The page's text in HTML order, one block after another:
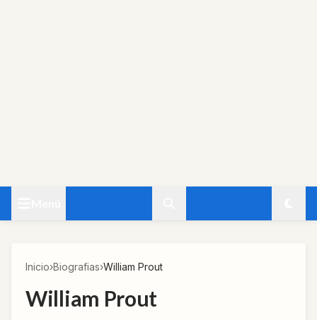
Inicio›Biografias›William Prout
William Prout